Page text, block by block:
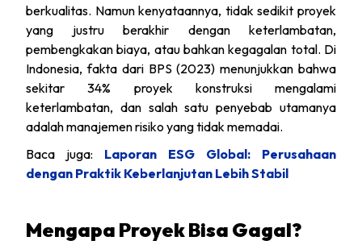
berkualitas. Namun kenyataannya, tidak sedikit proyek
yang justru berakhir dengan keterlambatan,
pembengkakan biaya, atau bahkan kegagalan total. Di
Indonesia, fakta dari BPS (2023) menunjukkan bahwa
sekitar 34% proyek konstruksi mengalami
keterlambatan, dan salah satu penyebab utamanya
adalah manajemen risiko yang tidak memadai.
Baca juga: Laporan ESG Global: Perusahaan
dengan Praktik Keberlanjutan Lebih Stabil
Mengapa Proyek Bisa Gagal?